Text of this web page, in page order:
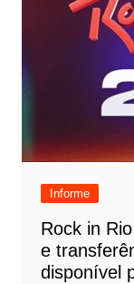
Informe
Rock in
e
disponível